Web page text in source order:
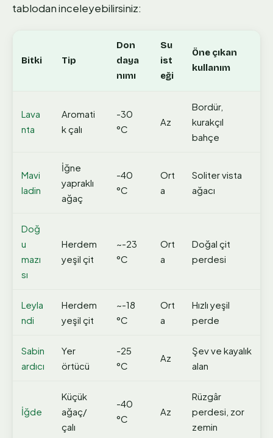
tablodan inceleyebilirsiniz:
Bitki Tip
Don
daya
nımı
Su
ist
eği
Öne çıkan
kullanım
Lava
nta
Aromati
k çalı
-30
°C
Az
Bordür,
kurakçıl
bahçe
Mavi
ladin
İğne
yapraklı
ağaç
-40
°C
Ort
a
Soliter vista
ağacı
Doğ
u
mazı
sı
Herdem
yeşil çit
~-23
°C
Ort
a
Doğal çit
perdesi
Leyla
ndi
Herdem
yeşil çit
~-18
°C
Ort
a
Hızlı yeşil
perde
Sabin
ardıcı
Yer
örtücü
-25
°C
Az
Şev ve kayalık
alan
İğde
Küçük
ağaç/
çalı
-40
°C
Az
Rüzgâr
perdesi, zor
zemin